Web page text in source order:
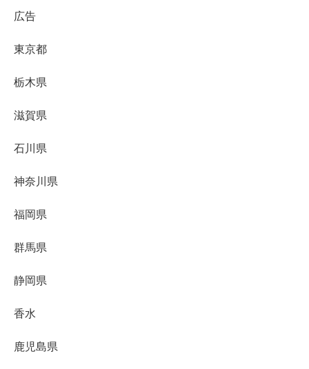
広告
東京都
栃木県
滋賀県
石川県
神奈川県
福岡県
群馬県
静岡県
香水
鹿児島県